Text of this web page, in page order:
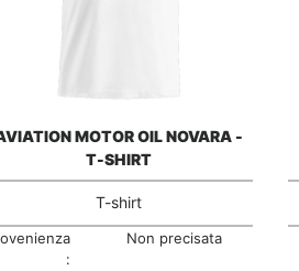
MOTOR OIL NOVARA -
T-SHIRT
T-shirt
:
Non precisata